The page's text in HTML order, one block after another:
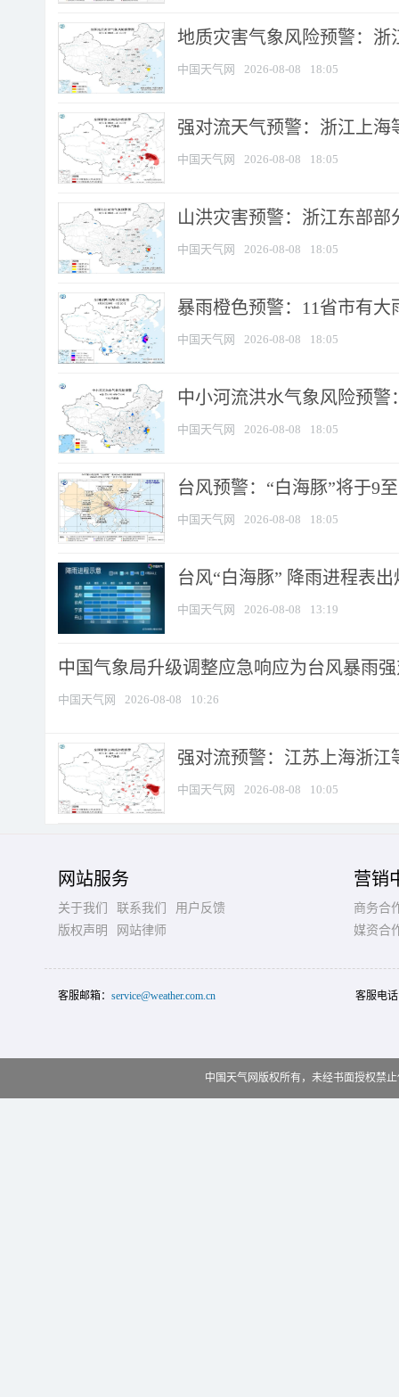
地质灾害气象风险预警：
中国天气网 2026-08-08 18:05
强对流天气预警：浙江上海
中国天气网 2026-08-08 18:05
山洪灾害预警：浙江东部
中国天气网 2026-08-08 18:05
暴雨橙色预警：11省市有
中国天气网 2026-08-08 18:05
中小河流洪水气象风险预
中国天气网 2026-08-08 18:05
台风预警：“白海豚”将于9
中国天气网 2026-08-08 18:05
台风“白海豚” 降雨进程表
中国天气网 2026-08-08 13:19
中国气象局升级调整应急响应为台风暴雨
中国天气网 2026-08-08 10:26
强对流预警：江苏上海浙江
中国天气网 2026-08-08 10:05
网站服务
关于我们 联系我们
用户反馈
版权声明
网站律师
营销
商务合
媒资合
客服邮箱： service@weather.com.cn 客服电
中国天气网版权所有，未经书面授权